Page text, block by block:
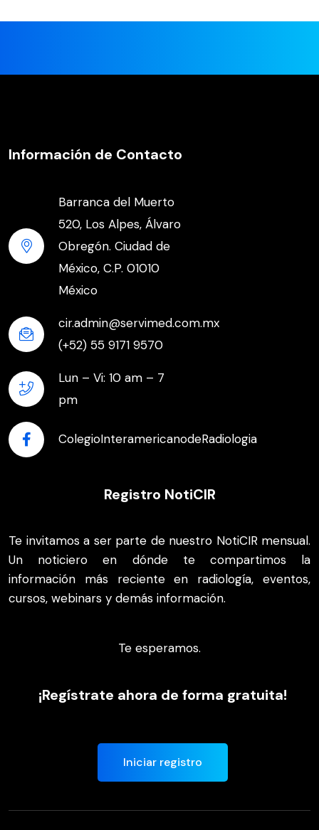
Información de Contacto
Barranca del Muerto
520, Los Alpes, Álvaro
Obregón. Ciudad de
México, C.P. 01010
México
cir.admin@servimed.com.mx
(+52) 55 9171 9570
Lun – Vi: 10 am – 7
pm
ColegioInteramericanodeRadiologia
Registro NotiCIR
Te invitamos a ser parte de nuestro NotiCIR mensual.
Un noticiero en dónde te compartimos la
información más reciente en radiología, eventos,
cursos, webinars y demás información.
Te esperamos.
¡Regístrate ahora de forma gratuita!
Iniciar registro